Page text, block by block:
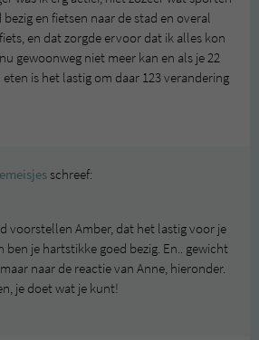
en fietsen naar de stad en overal
en dat zorgde ervoor dat ik alles kon
gewoonweg niet meer kan en als je 22
is het lastig om daar 123 verandering
schreef:
voorstellen Amber, dat het lastig voor je
ben je hartstikke goed bezig. En.. gewicht
naar de reactie van Anne, hieronder.
je doet wat je kunt!